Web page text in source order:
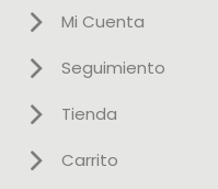
Mi Cuenta
Seguimiento
Tienda
Carrito